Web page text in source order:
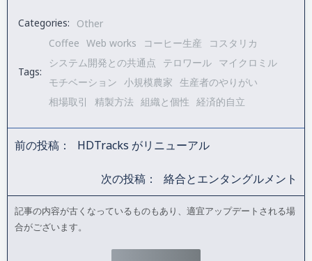
Categories: Other
Tags:
Coffee Web works コーヒー生産
コスタリカ
システム開発との共通点
テロワール マイクロミル
モチベーション 小規模農家 生産者のやりがい
相場取引
精製方法 組織と個性 経済的自立
navigation
前の投稿： HDTracks がリニューアル
Post
次の投稿： 絡合とエンタングルメント
記事の内容が古くなっているものもあり、適宜アップデートされる場
合がございます。